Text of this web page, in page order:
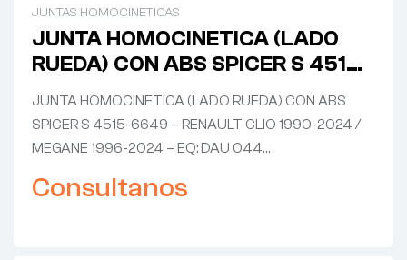
JUNTAS HOMOCINETICAS
JUNTA HOMOCINETICA (LADO
RUEDA) CON ABS SPICER S 4515-
6649 – RENAULT CLIO 1990-
2024 / MEGANE 1996-2024 – EQ:
DAU 044
JUNTA HOMOCINETICA (LADO RUEDA) CON ABS
SPICER S 4515-6649 – RENAULT CLIO 1990-2024 /
MEGANE 1996-2024 – EQ: DAU 044…
Consultanos